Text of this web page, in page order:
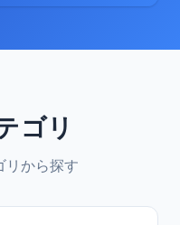
ゴリ
リから探す